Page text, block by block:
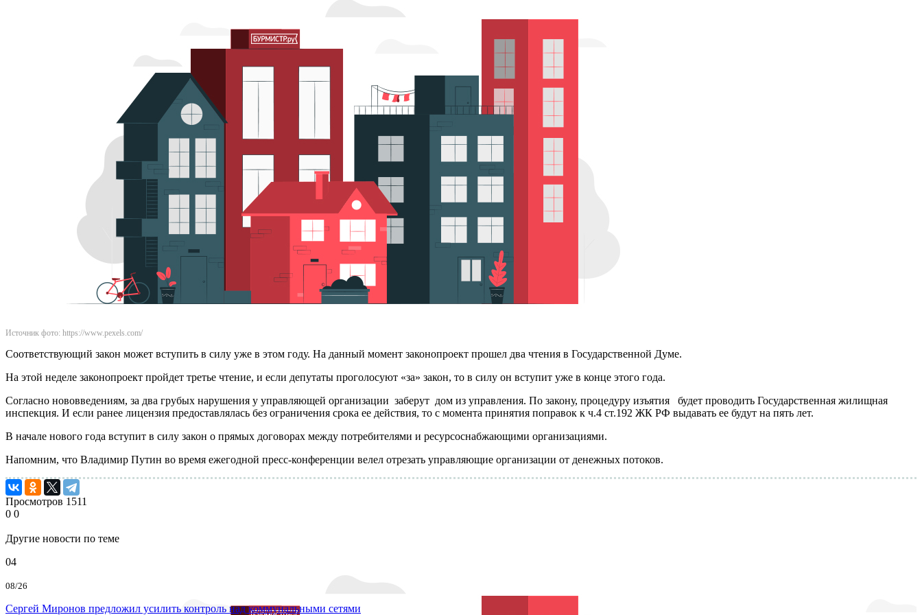
Источник фото: https://www.pexels.com/
Соответствующий закон может вступить в силу уже в этом году. На данный момент законопроект прошел два чтения в Государственной Думе.
На этой неделе законопроект пройдет третье чтение, и если депутаты проголосуют «за» закон, то в силу он вступит уже в конце этого года.
Согласно нововведениям, за два грубых нарушения у управляющей организации заберут дом из управления. По закону, процедуру изъятия будет проводить Государственная жилищная
инспекция. И если ранее лицензия предоставлялась без ограничения срока ее действия, то с момента принятия поправок к ч.4 ст.192 ЖК РФ выдавать ее будут на пять лет.
В начале нового года вступит в силу закон о прямых договорах между потребителями и ресурсоснабжающими организациями.
Напомним, что Владимир Путин во время ежегодной пресс-конференции велел отрезать управляющие организации от денежных потоков.
Просмотров 1511
0 0
Другие новости по теме
04
08/26
Сергей Миронов предложил усилить контроль над коммунальными сетями